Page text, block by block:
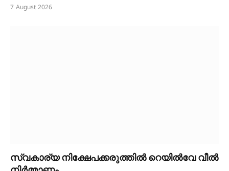
7 August 2026
സ്വകാര്യ നിക്ഷേപക്കരുത്തിൽ റെയിൽവേ വീൽ